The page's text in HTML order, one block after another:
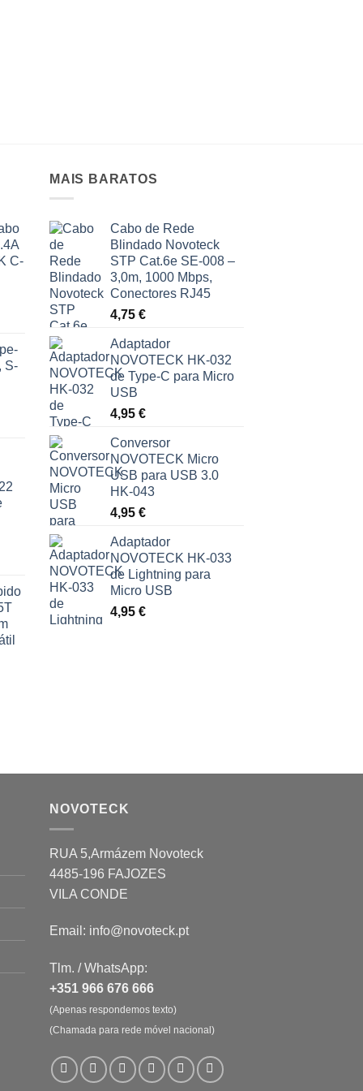
C-
S-
MAIS BARATOS
Cabo de Rede
Blindado Novoteck
STP Cat.6e SE-008 –
3,0m, 1000 Mbps,
Conectores RJ45
4,75 €
Adaptador
NOVOTECK HK-032
de Type-C para Micro
USB
4,95 €
Conversor
NOVOTECK Micro
USB para USB 3.0
HK-043
4,95 €
Adaptador
NOVOTECK HK-033
de Lightning para
Micro USB
4,95 €
NOVOTECK
RUA 5,Armázem Novoteck
4485-196 FAJOZES
VILA CONDE
Email: info@novoteck.pt
Tlm. / WhatsApp:
+351 966 676 666
(Apenas respondemos texto)
(Chamada para rede móvel nacional)